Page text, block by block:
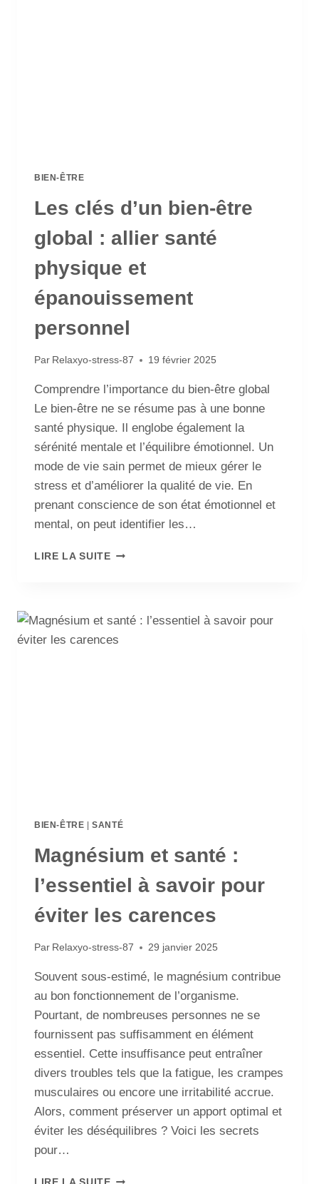
BIEN-ÊTRE
Les clés d’un bien-être
global : allier santé
physique et
épanouissement
personnel
Par Relaxyo-stress-87 19 février 2025
Comprendre l’importance du bien-être global
Le bien-être ne se résume pas à une bonne
santé physique. Il englobe également la
sérénité mentale et l’équilibre émotionnel. Un
mode de vie sain permet de mieux gérer le
stress et d’améliorer la qualité de vie. En
prenant conscience de son état émotionnel et
mental, on peut identifier les…
LIRE LA SUITE
BIEN-ÊTRE |SANTÉ
Magnésium et santé :
l’essentiel à savoir pour
éviter les carences
Par Relaxyo-stress-87 29 janvier 2025
Souvent sous-estimé, le magnésium contribue
au bon fonctionnement de l’organisme.
Pourtant, de nombreuses personnes ne se
fournissent pas suffisamment en élément
essentiel. Cette insuffisance peut entraîner
divers troubles tels que la fatigue, les crampes
musculaires ou encore une irritabilité accrue.
Alors, comment préserver un apport optimal et
éviter les déséquilibres ? Voici les secrets
pour…